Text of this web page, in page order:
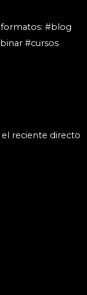
#blog
#cursos
el reciente directo